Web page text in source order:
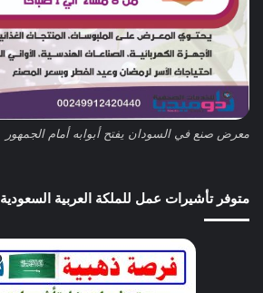
معرض صنع في السودان يفتح أبوابه أمام الجمهور
متوفر تأشيرات عمل للملكة العربية السعودية